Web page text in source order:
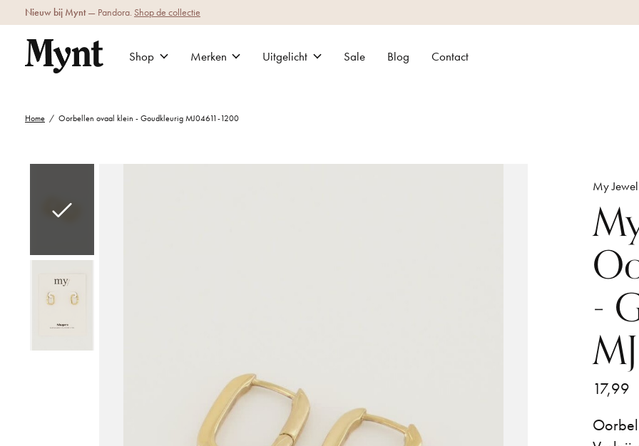
Nieuw bij Mynt— Pandora. Shop de collectie
Shop Merken Uitgelicht Sale Blog Contact
Home / Oorbellen ovaal klein - Goudkleurig MJ04611-1200
My
-
17,99